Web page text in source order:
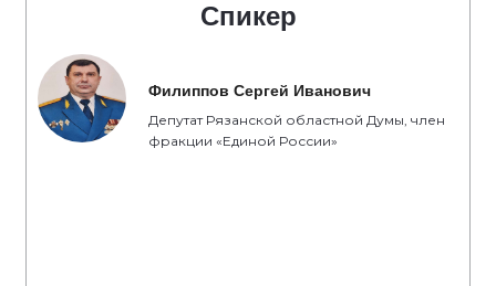
Спикер
Филиппов Сергей Иванович
Депутат Рязанской областной Думы, член
фракции «Единой России»